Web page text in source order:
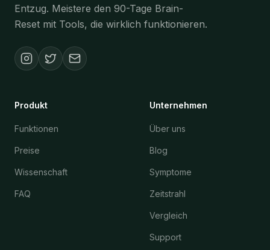
Entzug. Meistere den 90-Tage Brain-
Reset mit Tools, die wirklich funktionieren.
Produkt
Funktionen
Preise
Wissenschaft
FAQ
Unternehmen
Über uns
Blog
Symptome
Zeitstrahl
Vergleich
Support